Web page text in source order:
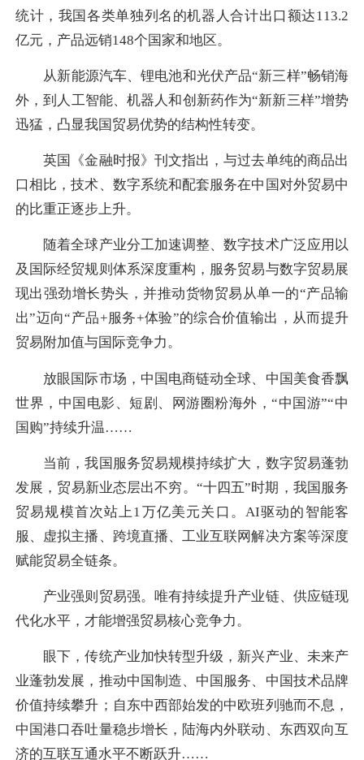
统计，我国各类单独列名的机器人合计出口额达113.2
亿元，产品远销148个国家和地区。
从新能源汽车、锂电池和光伏产品“新三样”畅销海
外，到人工智能、机器人和创新药作为“新新三样”增势
迅猛，凸显我国贸易优势的结构性转变。
英国《金融时报》刊文指出，与过去单纯的商品出
口相比，技术、数字系统和配套服务在中国对外贸易中
的比重正逐步上升。
随着全球产业分工加速调整、数字技术广泛应用以
及国际经贸规则体系深度重构，服务贸易与数字贸易展
现出强劲增长势头，并推动货物贸易从单一的“产品输
出”迈向“产品+服务+体验”的综合价值输出，从而提升
贸易附加值与国际竞争力。
放眼国际市场，中国电商链动全球、中国美食香飘
世界，中国电影、短剧、网游圈粉海外，“中国游”“中
国购”持续升温……
当前，我国服务贸易规模持续扩大，数字贸易蓬勃
发展，贸易新业态层出不穷。“十四五”时期，我国服务
贸易规模首次站上1万亿美元关口。AI驱动的智能客
服、虚拟主播、跨境直播、工业互联网解决方案等深度
赋能贸易全链条。
产业强则贸易强。唯有持续提升产业链、供应链现
代化水平，才能增强贸易核心竞争力。
眼下，传统产业加快转型升级，新兴产业、未来产
业蓬勃发展，推动中国制造、中国服务、中国技术品牌
价值持续攀升；自东中西部始发的中欧班列驰而不息，
中国港口吞吐量稳步增长，陆海内外联动、东西双向互
济的互联互通水平不断跃升……